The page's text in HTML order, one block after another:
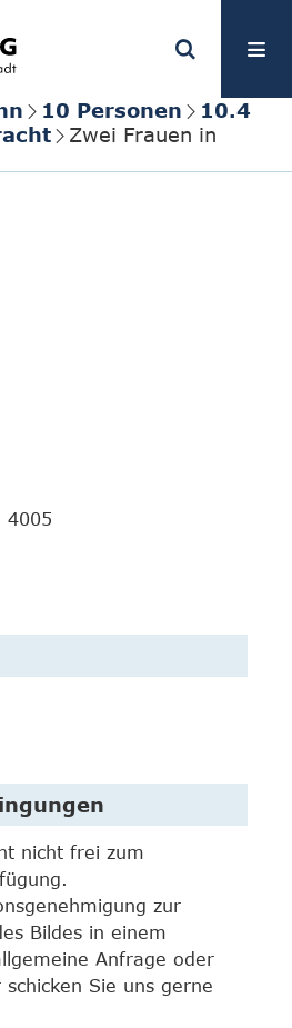
10 Personen
10.4
Zwei Frauen in
4005
nicht frei zum
zur
Bildes in einem
Anfrage oder
Sie uns gerne